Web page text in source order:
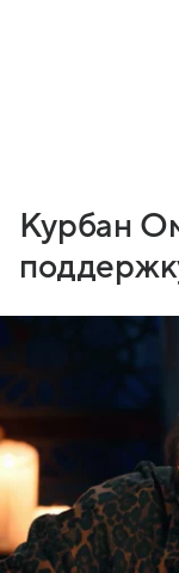
Курбан